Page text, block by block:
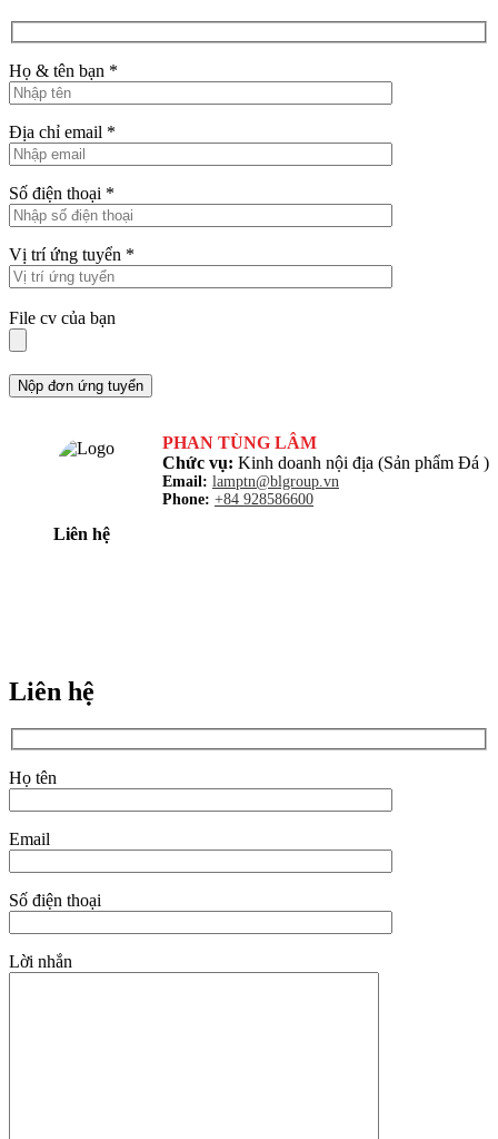
Họ & tên bạn *
Địa chỉ email *
Số điện thoại *
Vị trí ứng tuyển *
File cv của bạn
PHAN TÙNG LÂM
Chức vụ: Kinh doanh nội địa (Sản phẩm Đá )
Email: lamptn@blgroup.vn
Phone: +84 928586600
Liên hệ
Liên hệ
Họ tên
Email
Số điện thoại
Lời nhắn